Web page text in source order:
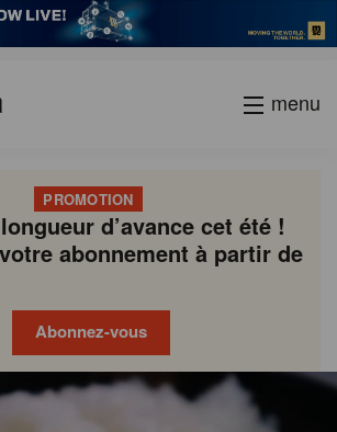
menu
PROMOTION
d’avance cet été !
abonnement à partir de
Abonnez-vous